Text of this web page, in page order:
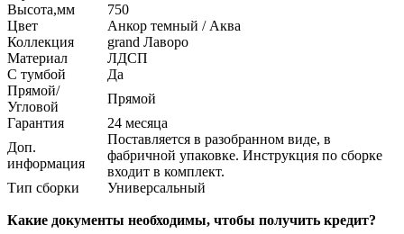
Высота,мм
750
Цвет
Анкор темный / Аква
Коллекция
grand Лаворо
Материал
ЛДСП
С тумбой
Да
Прямой/
Угловой
Прямой
Гарантия
24 месяца
Доп.
информация
Поставляется в разобранном виде, в
фабричной упаковке. Инструкция по сборке
входит в комплект.
Тип сборки
Универсальный
Какие документы необходимы, чтобы получить кредит?